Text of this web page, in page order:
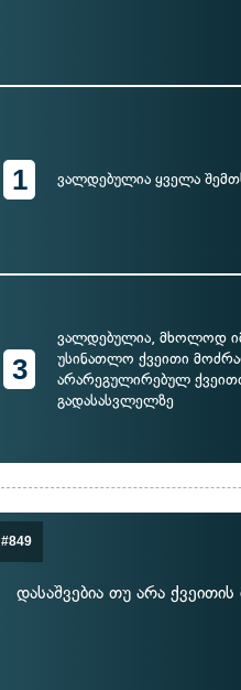
1 ვალდებულია ყველა
3
ვალდებულია, მხოლოდ
უსინათლო ქვეითი
არარეგულირებულ
გადასასვლელზე
#849
დასაშვებია თუ არა